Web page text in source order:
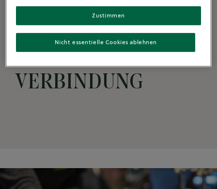
MÖGLICHKEITEN
DER
MENSCHLICHEN
VERBINDUNG
Nicht essentielle Cookies ablehnen
Zustimmen